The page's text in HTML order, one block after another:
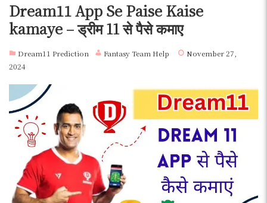
Dream11 App Se Paise Kaise
kamaye – ड्रीम 11 से पैसे कमाए
Dream11 Prediction Fantasy Team Help
November 27,
2024